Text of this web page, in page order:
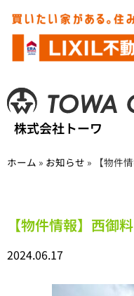
株式会社トーワ
ホーム » お知らせ » 【物件
【物件情報】西御
2024.06.17